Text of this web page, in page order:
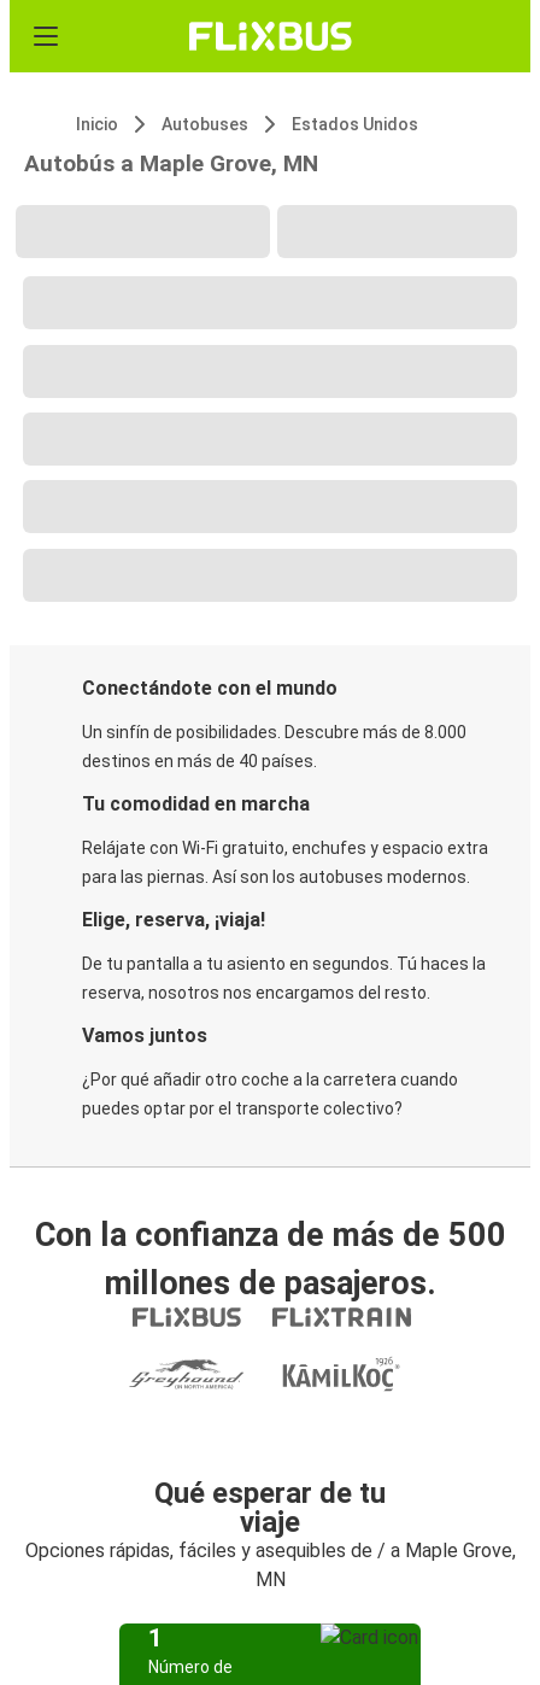
Inicio Autobuses Estados Unidos
Autobús a Maple Grove, MN
Conectándote con el mundo
Un sinfín de posibilidades. Descubre más de 8.000
destinos en más de 40 países.
Tu comodidad en marcha
Relájate con Wi-Fi gratuito, enchufes y espacio extra
para las piernas. Así son los autobuses modernos.
Elige, reserva, ¡viaja!
De tu pantalla a tu asiento en segundos. Tú haces la
reserva, nosotros nos encargamos del resto.
Vamos juntos
¿Por qué añadir otro coche a la carretera cuando
puedes optar por el transporte colectivo?
Con la confianza de más de 500
millones de pasajeros.
Qué esperar de tu
viaje
Opciones rápidas, fáciles y asequibles de / a Maple Grove,
MN
1
Número de